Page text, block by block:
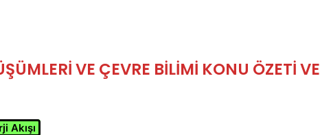
VE ÇEVRE BİLİMİ KONU ÖZETİ VE
Akışı